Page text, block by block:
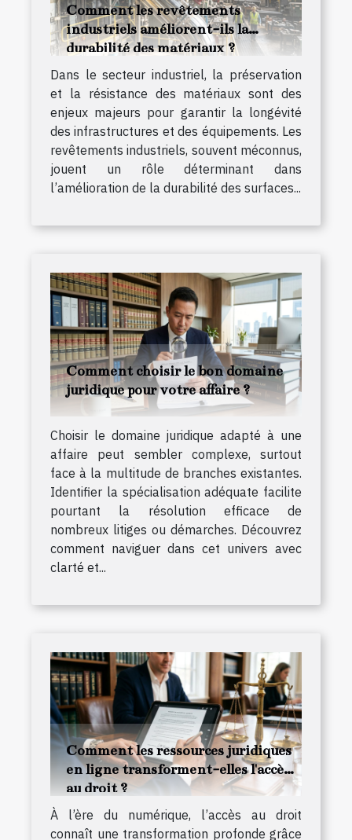
Comment les revêtements
industriels améliorent-ils la
durabilité des matériaux ?
Dans le secteur industriel, la préservation
et la résistance des matériaux sont des
enjeux majeurs pour garantir la longévité
des infrastructures et des équipements. Les
revêtements industriels, souvent méconnus,
jouent un rôle déterminant dans
l’amélioration de la durabilité des surfaces...
Comment choisir le bon domaine
juridique pour votre affaire ?
Choisir le domaine juridique adapté à une
affaire peut sembler complexe, surtout
face à la multitude de branches existantes.
Identifier la spécialisation adéquate facilite
pourtant la résolution efficace de
nombreux litiges ou démarches. Découvrez
comment naviguer dans cet univers avec
clarté et...
Comment les ressources juridiques
en ligne transforment-elles l'accès
au droit ?
À l’ère du numérique, l’accès au droit
connaît une transformation profonde grâce